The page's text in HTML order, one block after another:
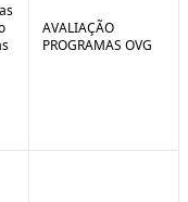
AVALIAÇÃO
PROGRAMAS OVG